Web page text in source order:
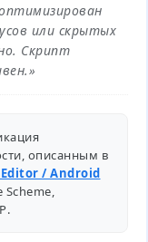
или скрытых
Скрипт
описанным в
/ Android
.